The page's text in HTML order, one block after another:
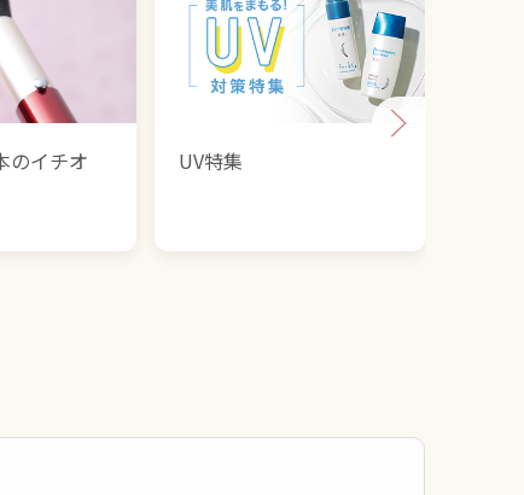
のイチオ
UV特集